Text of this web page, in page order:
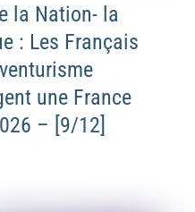
la Nation- la
: Les Français
une France
– [9/12]